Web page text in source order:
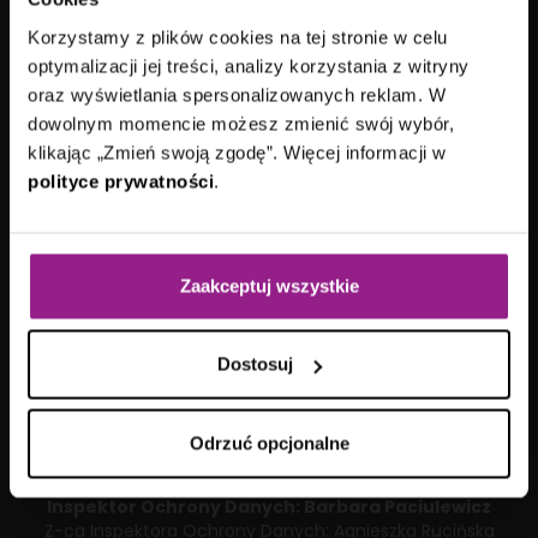
Korzystamy z plików cookies na tej stronie w celu
optymalizacji jej treści, analizy korzystania z witryny
oraz wyświetlania spersonalizowanych reklam. W
dowolnym momencie możesz zmienić swój wybór,
klikając „Zmień swoją zgodę”. Więcej informacji w
polityce prywatności.
Zaakceptuj wszystkie
Dostosuj
Odrzuć opcjonalne
80-387 Gdańsk
kontakt@aplitt.pl
+48 58 782 82 82
VII Wydział Gospodarczy Sądu Rejonowego
Gdańsk-Północ
KRS: 0000692419
Aplitt sp. z o.o. posiada status dużego przedsiębiorcy w
rozumieniu ustawy z dnia
8 marca 2013 roku
przeciwdziałaniu nadmiernym opóźnieniom w transakcjach
handlowych.